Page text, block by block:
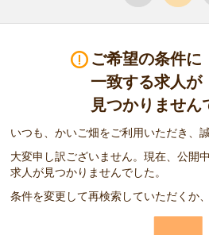
ご希望の条件に
一致する求人が
見つかりません
いつも、かいご畑をご利用いただき、
大変申し訳ございません。現在、公開
求人が見つかりませんでした。
条件を変更して再検索していただくか